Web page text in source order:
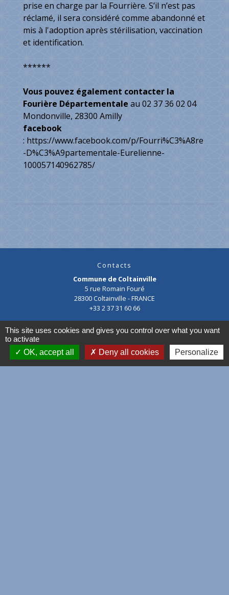
prise en charge par la Fourrière. S’il n’est pas
réclamé, il sera considéré comme abandonné et
mis à l'adoption après stérilisation, vaccination
et identification.
******
Vous pouvez également contacter la
Fourière Départementale au 02 37 36 02 04
Mondonville, 28300 Amilly
facebook
: https://www.facebook.com/p/Fourri%C3%A8re
-D%C3%A9partementale-Eurelienne-
100057140962785/
Contacts
Commune de Coltainville
5 rue Romain Fouré
28300 Coltainville - FRANCE
+33 2 37 31 60 66
Maire : Julien MONIN
Cliquez ici pour nous contacter
mairie@coltainville.fr
This site uses cookies and gives you control over what you want
to activate
OK, accept all
Deny all cookies Personalize